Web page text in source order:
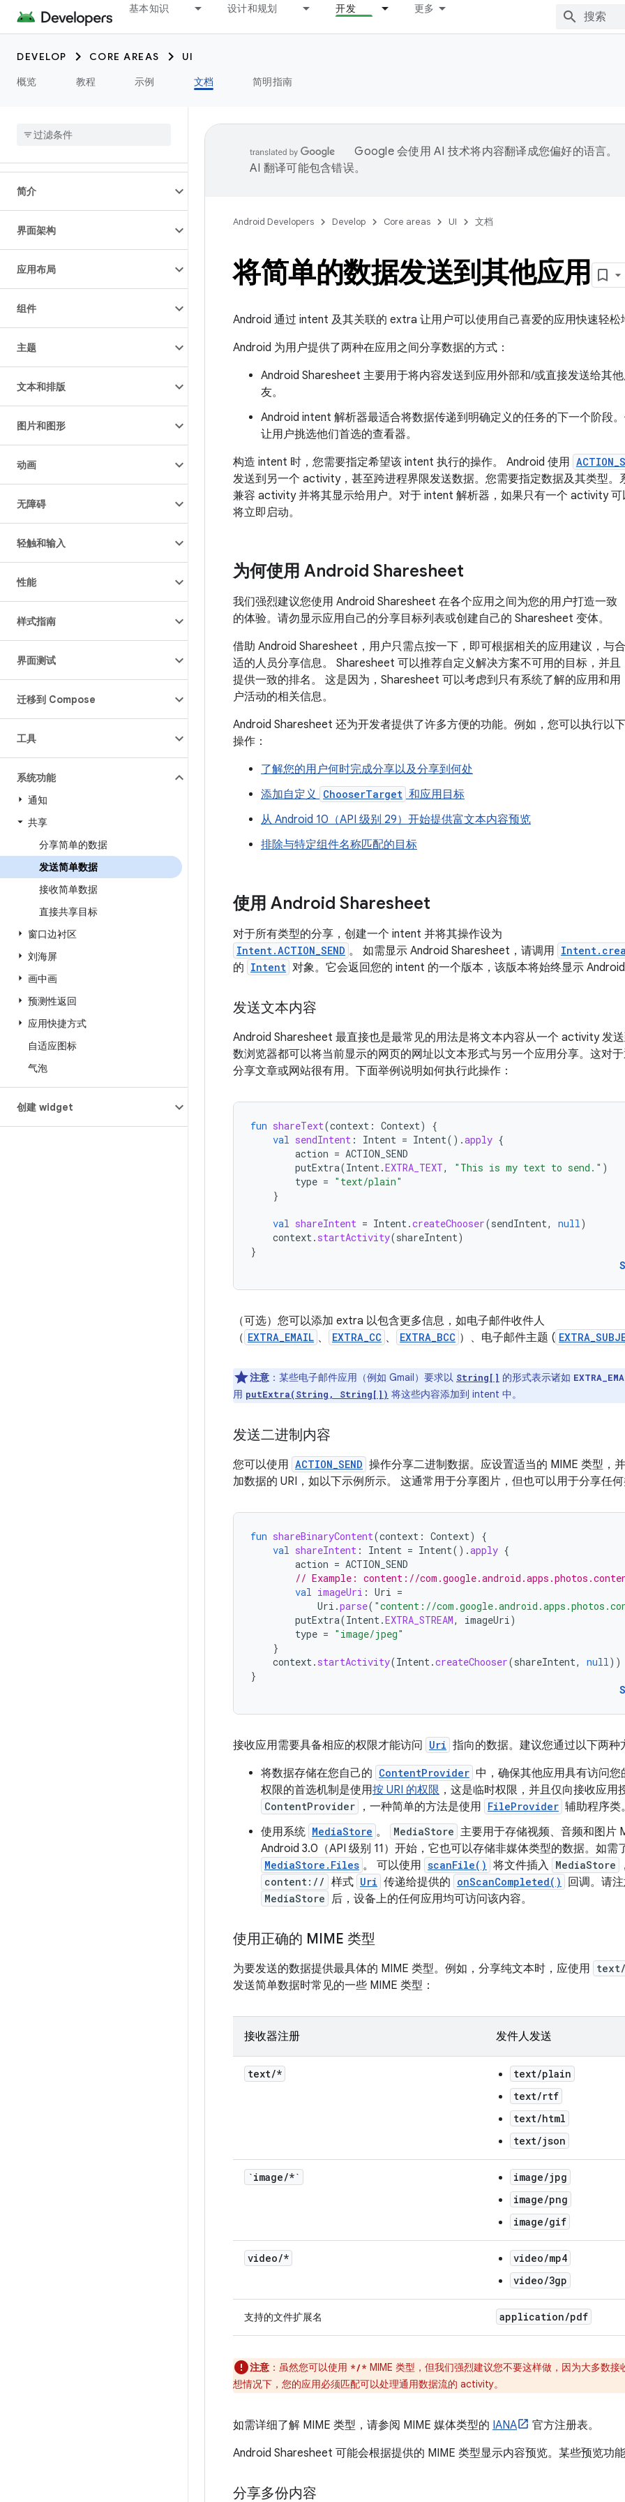
基本知识 设计和规划 开发 更多
DEVELOP CORE AREAS
UI
概览
教程 示例 文档 简明指南
简介
界面架构
应用布局
组件
主题
文本和排版
图片和图形
动画
无障碍
轻触和输入
性能
样式指南
界面测试
迁移到 Compose
工具
系统功能
通知
共享
分享简单的数据
发送简单数据
接收简单数据
直接共享目标
窗口边衬区
刘海屏
画中画
预测性返回
应用快捷方式
自适应图标
气泡
创建 widget
Google 会使用 AI 技术将内容翻译成您偏好的语言。
AI 翻译可能包含错误。
Android Developers Develop Core areas UI 文档
将简单的数据发送到其他应用
Android 通过 intent 及其关联的 extra 让用户可以使用自己喜爱的应用快速轻松
Android 为用户提供了两种在应用之间分享数据的方式：
Android Sharesheet 主要用于将内容发送到应用外部和/或直接发送给其
友。
Android intent 解析器最适合将数据传递到明确定义的任务的下一个阶段
让用户挑选他们首选的查看器。
构造 intent 时，您需要指定希望该 intent 执行的操作。 Android 使用
发送到另一个 activity，甚至跨进程界限发送数据。您需要指定数据及其类型。
兼容 activity 并将其显示给用户。对于 intent 解析器，如果只有一个 activity
将立即启动。
为何使用 Android Sharesheet
我们强烈建议您使用 Android Sharesheet 在各个应用之间为您的用户打造一致
的体验。请勿显示应用自己的分享目标列表或创建自己的 Sharesheet 变体。
借助 Android Sharesheet，用户只需点按一下，即可根据相关的应用建议，与合
适的人员分享信息。 Sharesheet 可以推荐自定义解决方案不可用的目标，并且
提供一致的排名。 这是因为，Sharesheet 可以考虑到只有系统了解的应用和用
户活动的相关信息。
Android Sharesheet 还为开发者提供了许多方便的功能。例如，您可以执行以下
操作：
了解您的用户何时完成分享以及分享到何处
添加自定义 ChooserTarget 和应用目标
从 Android 10（API 级别 29）开始提供富文本内容预览
排除与特定组件名称匹配的目标
使用 Android Sharesheet
对于所有类型的分享，创建一个 intent 并将其操作设为
Intent.ACTION_SEND 。 如需显示 Android Sharesheet，请调用
的 Intent 对象。它会返回您的 intent 的一个版本，该版本将始终显示
发送文本内容
Android Sharesheet 最直接也是最常见的用法是将文本内容从一个 activity 发
数浏览器都可以将当前显示的网页的网址以文本形式与另一个应用分享。这对
分享文章或网站很有用。下面举例说明如何执行此操作：
fun shareText(context : Context)
{
val sendIntent : Intent = Intent().apply {
action = ACTION_SEND
putExtra(Intent.EXTRA_TEXT, "This is my text to send." )
type = "text/plain"
}
val shareIntent = Intent.createChooser(sendIntent, null)
context. startActivity(shareIntent)
}
（可选）您可以添加 extra 以包含更多信息，如电子邮件收件人
（ EXTRA_EMAIL 、 EXTRA_CC 、 EXTRA_BCC ）、电子邮件主题 (
注意 ：某些电子邮件应用（例如 Gmail）要求以 String[] 的形式表示诸如
用 putExtra(String, String[]) 将这些内容添加到 intent 中。
发送二进制内容
您可以使用 ACTION_SEND 操作分享二进制数据。应设置适当的 MIME 类型，
加数据的 URI，如以下示例所示。 这通常用于分享图片，但也可以用于分享任
fun shareBinaryContent(context : Context)
{
val shareIntent : Intent = Intent().apply {
action = ACTION_SEND
// Example: content://
val imageUri : Uri =
Uri .parse( "content://
putExtra(Intent.EXTRA_STREAM, imageUri)
type = "image/jpeg"
}
context. startActivity(Intent.createChooser(shareIntent, null))
}
接收应用需要具备相应的权限才能访问 Uri 指向的数据。建议您通过以下两种
将数据存储在您自己的 ContentProvider 中，确保其他应用具有访问
权限的首选机制是使用按 URI 的权限 ，这是临时权限，并且仅向接收应
ContentProvider ，一种简单的方法是使用 FileProvider 辅助程序类
使用系统 MediaStore 。 MediaStore 主要用于存储视频、音频和图片
Android 3.0（API 级别 11）开始，它也可以存储非媒体类型的数据。如需
MediaStore.Files 。 可以使用 scanFile() 将文件插入 MediaStore
content:// 样式 Uri 传递给提供的 onScanCompleted() 回调。请
MediaStore 后，设备上的任何应用均可访问该内容。
使用正确的 MIME 类型
为要发送的数据提供最具体的 MIME 类型。例如，分享纯文本时，应使用
发送简单数据时常见的一些 MIME 类型：
接收器注册 发件人发送
text/*
text/plain
text/rtf
text/html
text/json
`image/*`
image/jpg
image/png
image/gif
video/*
video/mp4
video/3gp
支持的文件扩展名 application/pdf
注意 ：虽然您可以使用 */* MIME 类型，但我们强烈建议您不要这样做，因为大多数
想情况下，您的应用必须匹配可以处理通用数据流的 activity。
如需详细了解 MIME 类型，请参阅 MIME 媒体类型的 IANA
官方注册表。
Android Sharesheet 可能会根据提供的 MIME 类型显示内容预览。某些预览功
分享多份内容